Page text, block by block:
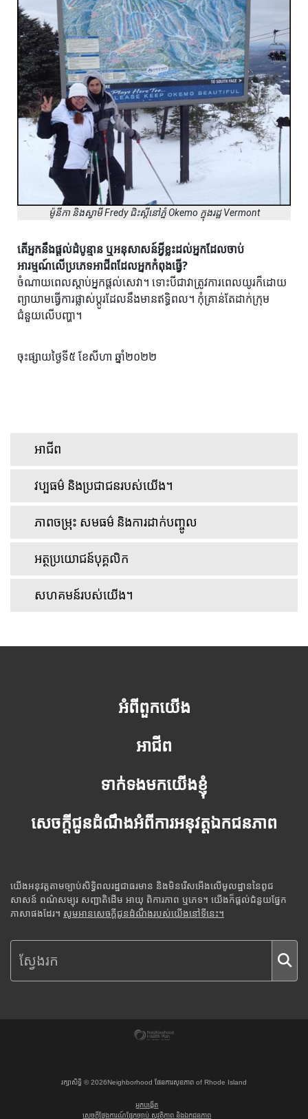
ម៉ូនីកា និងស្វាមី Fredy ជិះស្គីនៅភ្នំ Okemo ក្នុងរដ្ឋ Vermont
តើអ្នកនឹងផ្តល់ដំបូន្មាន ឬអនុសាសន៍អ្វីខ្លះដល់អ្នកដែលចាប់
អារម្មណ៍លើប្រភេទអាជីពដែលអ្នកកំពុងធ្វើ?
ចំណាយពេលស្តាប់អ្នកផ្តល់សេវា។ ទោះបីជាវាត្រូវការពេលយូរក៏ដោយ
ព្យាយាមធ្វើការផ្លាស់ប្តូរដែលនឹងមានឥទ្ធិពល។ កុំគ្រាន់តែដាក់ក្រុម
ជំនួយលើបញ្ហា។
ចុះផ្សាយថ្ងៃទី៥ ខែសីហា ឆ្នាំ២០២២
អាជីព
វប្បធម៌ និងប្រជាជនរបស់យើង។
ភាពចម្រុះ សមធម៌ និងការដាក់បញ្ចូល
អត្ថប្រយោជន៍បុគ្គលិក
សហគមន៍របស់យើង។
អំពីពួកយើង
អាជីព
ទាក់ទងមកយើងខ្ញុំ
សេចក្តីជូនដំណឹងអំពីការអនុវត្តឯកជនភាព
យើងអនុវត្តតាមច្បាប់សិទ្ធិពលរដ្ឋជាធរមាន និងមិនរើសអើងលើមូលដ្ឋាននៃពូជ
សាសន៍ ពណ៌សម្បុរ សញ្ជាតិដើម អាយុ ពិការភាព ឬភេទ។ យើងក៏ផ្តល់ជំនួយផ្នែក
ភាសាផងដែរ។ សូមអានសេចក្តីជូនដំណឹងរបស់យើងនៅទីនេះ។
រក្សាសិទ្ធិ ©2026Neighborhood ផែនការសុខភាព of Rhode Island
អ្នកបង្កើត
សេចក្តីថ្លែងការណ៍ផ្នែកច្បាប់ សុវត្ថិភាព និងឯកជនភាព